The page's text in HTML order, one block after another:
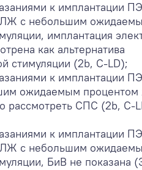
к имплантации
с небольшим
имплантация
как альтернатива
стимуляции (2b, C-LD);
к имплантации
ожидаемым процентом
рассмотреть СПС (2b, C-
к имплантации
с небольшим
БиВ не показана